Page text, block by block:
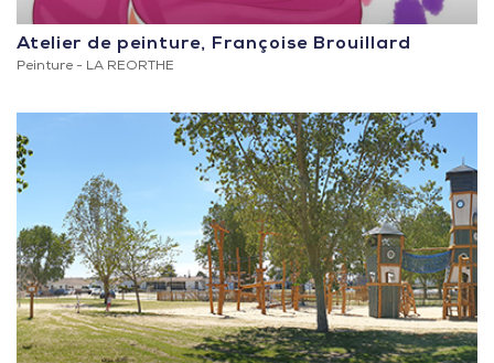
Atelier de peinture, Françoise Brouillard
Peinture - LA REORTHE